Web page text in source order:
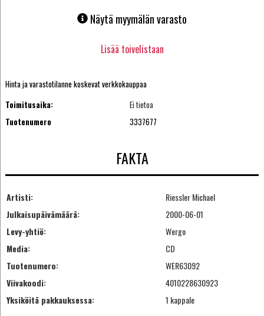
Näytä myymälän varasto
Lisää toivelistaan
Hinta ja varastotilanne koskevat verkkokauppaa
Toimitusaika:
Ei tietoa
Tuotenumero
3337677
FAKTA
Artisti:
Riessler Michael
Julkaisupäivämäärä:
2000-06-01
Levy-yhtiö:
Wergo
Media:
CD
Tuotenumero:
WER63092
Viivakoodi:
4010228630923
Yksiköitä pakkauksessa:
1 kappale